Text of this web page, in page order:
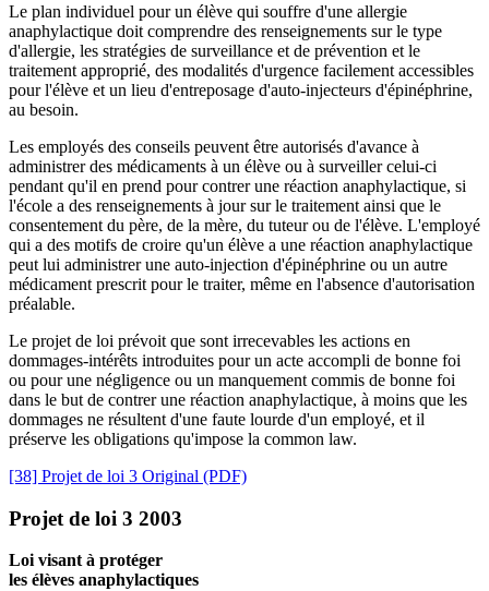
Le plan individuel pour un élève qui souffre d'une allergie
anaphylactique doit comprendre des renseignements sur le type
d'allergie, les stratégies de surveillance et de prévention et le
traitement approprié, des modalités d'urgence facilement accessibles
pour l'élève et un lieu d'entreposage d'auto-injecteurs d'épinéphrine,
au besoin.
Les employés des conseils peuvent être autorisés d'avance à
administrer des médicaments à un élève ou à surveiller celui-ci
pendant qu'il en prend pour contrer une réaction anaphylactique, si
l'école a des renseignements à jour sur le traitement ainsi que le
consentement du père, de la mère, du tuteur ou de l'élève. L'employé
qui a des motifs de croire qu'un élève a une réaction anaphylactique
peut lui administrer une auto-injection d'épinéphrine ou un autre
médicament prescrit pour le traiter, même en l'absence d'autorisation
préalable.
Le projet de loi prévoit que sont irrecevables les actions en
dommages-intérêts introduites pour un acte accompli de bonne foi
ou pour une négligence ou un manquement commis de bonne foi
dans le but de contrer une réaction anaphylactique, à moins que les
dommages ne résultent d'une faute lourde d'un employé, et il
préserve les obligations qu'impose la common law.
[38] Projet de loi 3 Original (PDF)
Projet de loi 3 2003
Loi visant à protéger
les élèves anaphylactiques